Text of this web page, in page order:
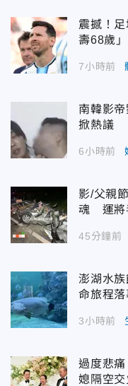
震撼！
壽68歲」
7小時前
南韓影
掀熱議
6小時前
影/父親
魂 運將
45分鐘前
澎湖水
命旅程落
3小時前
過度悲
媳隔空交